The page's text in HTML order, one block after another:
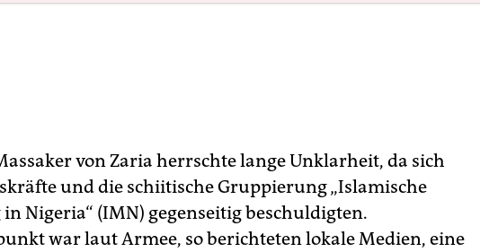
von Zaria herrschte lange Unklarheit, da sich
und die schiitische Gruppierung „Islamische
in Nigeria“ (IMN) gegenseitig beschuldigten.
war laut Armee, so berichteten lokale Medien, eine